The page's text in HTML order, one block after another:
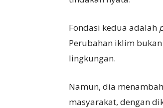
Fondasi kedua adalah
Perubahan iklim
lingkungan.
Namun, dia
masyarakat, dengan